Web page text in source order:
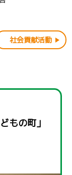
社会貢献活動
もの町」